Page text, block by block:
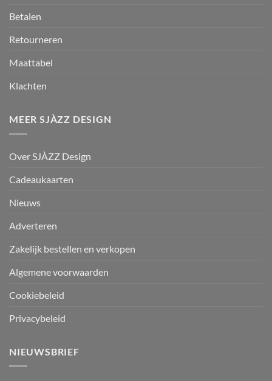
Betalen
Retourneren
Maattabel
Klachten
MEER SJÀZZ DESIGN
Over SJÀZZ Design
Cadeaukaarten
Nieuws
Adverteren
Zakelijk bestellen en verkopen
Algemene voorwaarden
Cookiebeleid
Privacybeleid
NIEUWSBRIEF